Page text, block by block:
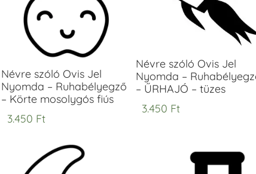
Névre szóló Ovis Jel
Nyomda – Ruhabélyegző
– Körte mosolygós fiús
3.450 Ft
Névre szóló Ovis Jel
Nyomda –
– ŰRHAJÓ – tüzes
3.450 Ft